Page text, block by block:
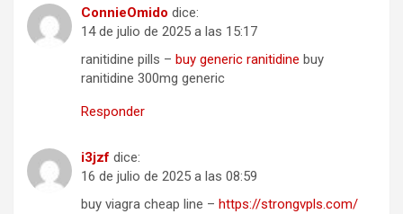
ConnieOmido dice:
14 de julio de 2025 a las 15:17
ranitidine pills – buy generic ranitidine buy
ranitidine 300mg generic
Responder
i3jzf dice:
16 de julio de 2025 a las 08:59
buy viagra cheap line – https://strongvpls.com/